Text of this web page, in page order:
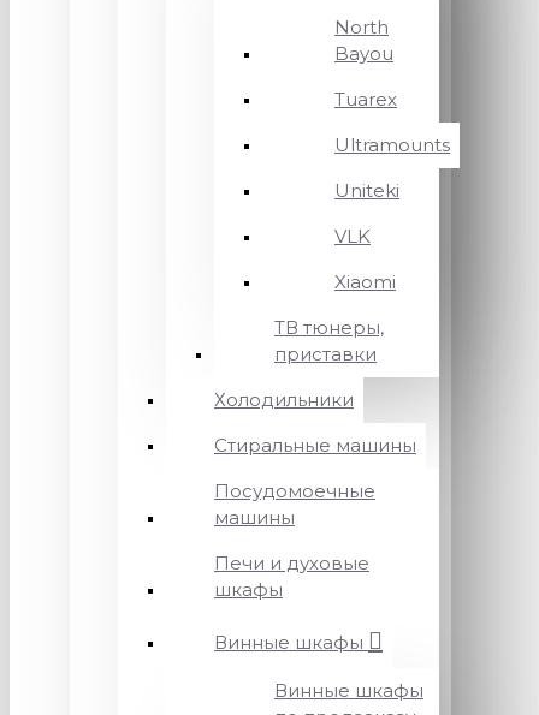
North
Bayou
Tuarex
Ultramounts
Uniteki
VLK
Xiaomi
ТВ тюнеры,
приставки
Холодильники
Стиральные машины
Посудомоечные
машины
Печи и духовые
шкафы
Винные шкафы
Винные шкафы